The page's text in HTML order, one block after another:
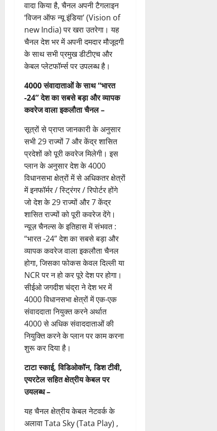
‘विजन ऑफ न्यू इंडिया’ (Vision of
new India) पर खरा उतरेगा। यह
चैनल देश भर में अपनी दमदार मौजूदगी
के साथ सभी प्रमुख डीटीएच और
केबल प्लेटफॉर्म्स पर उपलब्ध है।
-24” देश का सबसे बड़ा और व्यापक
कवरेज वाला इकलौता चैनल –
सभी 29 राज्यों 7 और केंद्र शासित
प्रदेशों को पूरी कवरेज मिलेगी। इस
प्लान के अनुसार देश के 4000
विधानसभा क्षेत्रों में से अधिकतर क्षेत्रों
में इनफॉर्मर / स्ट्रिंगर / रिपोर्टर होंगे
जो देश के 29 राज्यों और 7 केंद्र
शासित राज्यों को पूरी कवरेज देंगे।
न्यूज़ चैनल्स के इतिहास में संभवत :
“भारत -24” देश का सबसे बड़ा और
व्यापक कवरेज वाला इकलौता चैनल
होगा, जिसका फोकस केवल दिल्ली या
NCR पर न हो कर पूरे देश पर होगा।
सीईओ जगदीश चंद्रा ने देश भर में
4000 विधानसभा क्षेत्रों में एक-एक
संवाददाता नियुक्त करने अर्थात
4000 से अधिक संवाददाताओं की
नियुक्ति करने के प्लान पर काम करना
शुरू कर दिया है।
एयरटेल सहित क्षेत्रीय केबल पर
उयलब्ध –
अलावा Tata Sky (Tata Play) ,
Airtel, Dish Tv एवं Videocon